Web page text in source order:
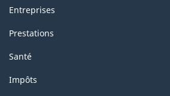
Entreprises
Prestations
Santé
Impôts